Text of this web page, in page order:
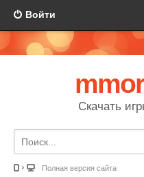
Войти
Скачать
Полная версия сайта